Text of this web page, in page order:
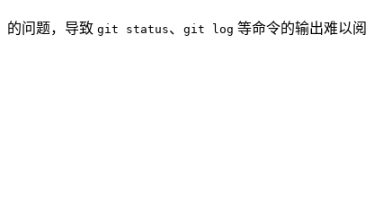
的问题，导致 git status、 git log 等命令的输出难以阅